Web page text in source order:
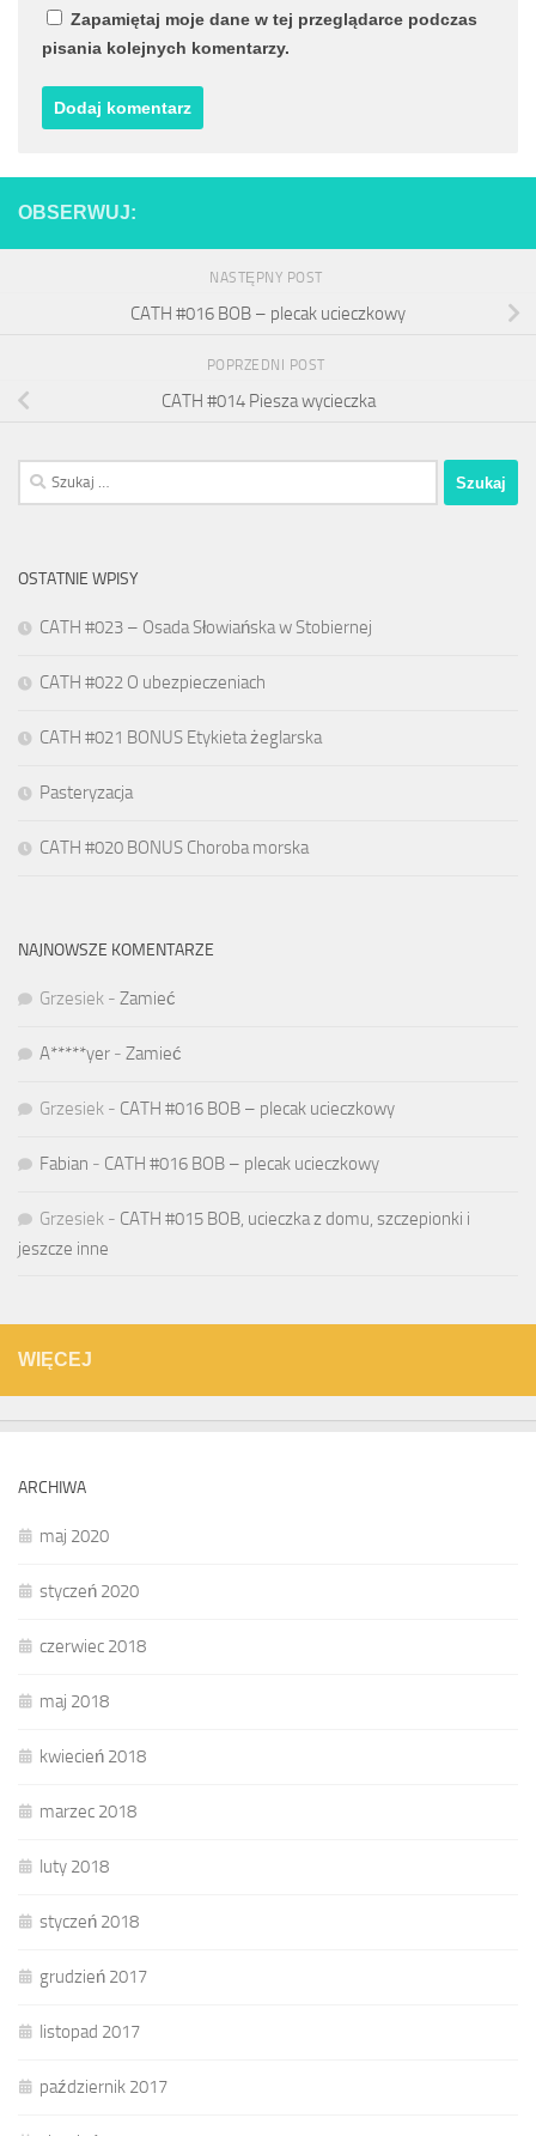
Zapamiętaj moje dane w tej przeglądarce podczas
pisania kolejnych komentarzy.
OBSERWUJ:
NASTĘPNY POST
CATH #016 BOB – plecak ucieczkowy
POPRZEDNI POST
CATH #014 Piesza wycieczka
Szukaj:
OSTATNIE WPISY
CATH #023 – Osada Słowiańska w Stobiernej
CATH #022 O ubezpieczeniach
CATH #021 BONUS Etykieta żeglarska
Pasteryzacja
CATH #020 BONUS Choroba morska
NAJNOWSZE KOMENTARZE
Grzesiek - Zamieć
A*****yer - Zamieć
Grzesiek - CATH #016 BOB – plecak ucieczkowy
Fabian - CATH #016 BOB – plecak ucieczkowy
Grzesiek - CATH #015 BOB, ucieczka z domu, szczepionki i
jeszcze inne
WIĘCEJ
ARCHIWA
maj 2020
styczeń 2020
czerwiec 2018
maj 2018
kwiecień 2018
marzec 2018
luty 2018
styczeń 2018
grudzień 2017
listopad 2017
październik 2017